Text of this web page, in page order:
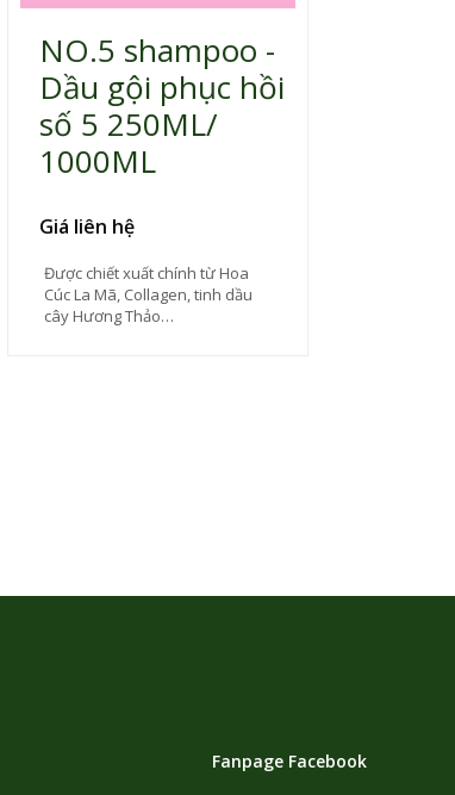
NO.5 shampoo -
Dầu gội phục hồi
số 5 250ML/
1000ML
Giá liên hệ
Được chiết xuất chính từ Hoa
Cúc La Mã, Collagen, tinh dầu
cây Hương Thảo…
Fanpage Facebook